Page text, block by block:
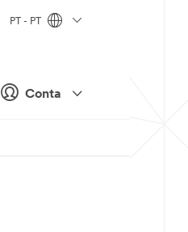
Conta
PT - PT